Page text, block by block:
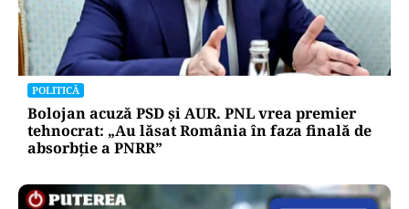
POLITICĂ
Bolojan acuză PSD și AUR. PNL vrea premier
tehnocrat: „Au lăsat România în faza finală de
absorbţie a PNRR”